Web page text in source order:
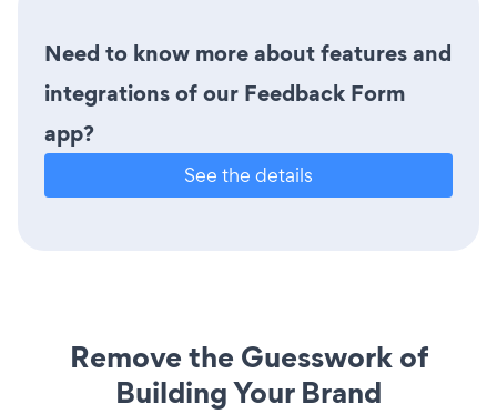
Need to know more about features and
integrations of our Feedback Form
app?
See the details
Remove the Guesswork of
Building Your Brand